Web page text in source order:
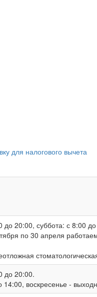
для налогового вычета
до 20:00, суббота: с 8:00
по 30 апреля
до 20:00.
14:00, воскресенье -